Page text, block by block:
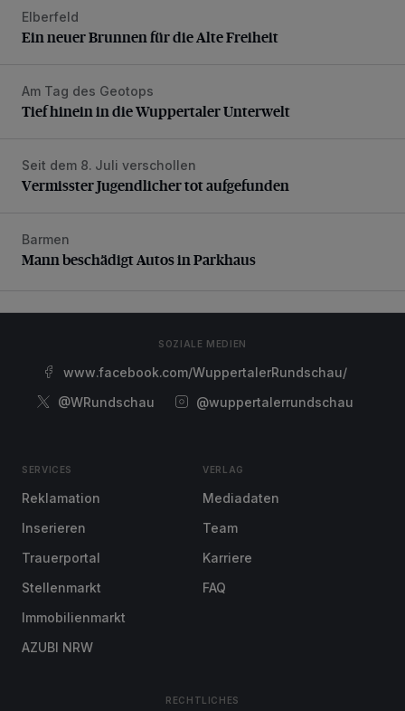
Ein neuer Brunnen für die Alte Freiheit
Elberfeld
Ein neuer Brunnen für die Alte Freiheit
Tief hinein in die Wuppertaler Unterwelt
Am Tag des Geotops
Tief hinein in die Wuppertaler Unterwelt
Vermisster Jugendlicher tot aufgefunden
Seit dem 8. Juli verschollen
Vermisster Jugendlicher tot aufgefunden
Mann beschädigt Autos in Parkhaus
Barmen
Mann beschädigt Autos in Parkhaus
SOZIALE MEDIEN
www.facebook.com/WuppertalerRundschau/
@WRundschau
@wuppertalerrundschau
SERVICES
Reklamation
Inserieren
Trauerportal
Stellenmarkt
Immobilienmarkt
AZUBI NRW
VERLAG
Mediadaten
Team
Karriere
FAQ
RECHTLICHES